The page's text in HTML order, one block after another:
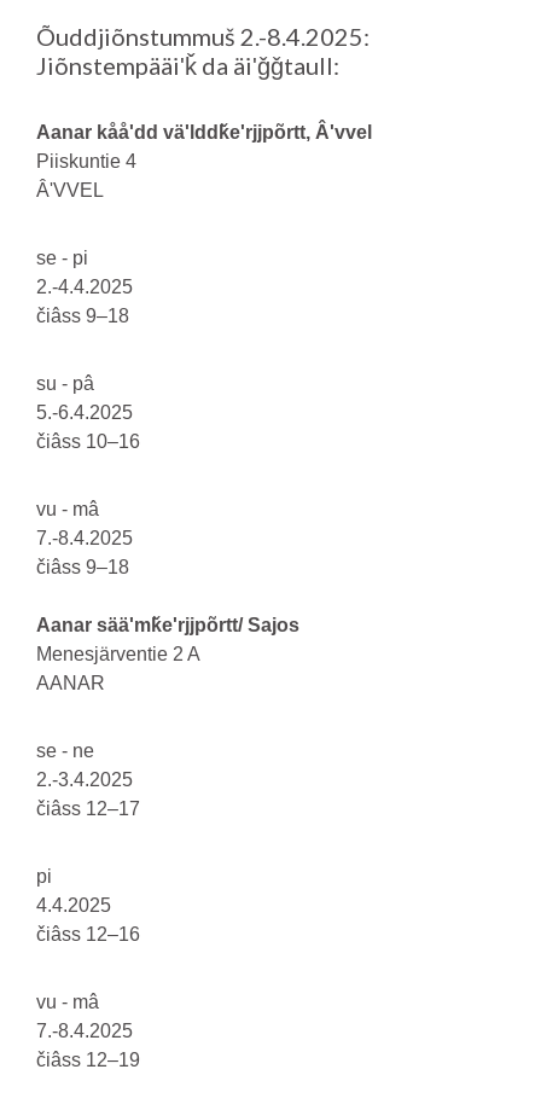
Õuddjiõnstummuš 2.-8.4.2025:
Jiõnstempääiʹǩ da äiʹǧǧtaull:
Aanar kååʹdd väʹlddǩeʹrjjpõrtt, Âʹvvel
Piiskuntie 4
ÂʹVVEL
se - pi
2.-4.4.2025
čiâss 9–18
su - pâ
5.-6.4.2025
čiâss 10–16
vu - mâ
7.-8.4.2025
čiâss 9–18
Aanar sääʹmǩeʹrjjpõrtt/ Sajos
Menesjärventie 2 A
AANAR
se - ne
2.-3.4.2025
čiâss 12–17
pi
4.4.2025
čiâss 12–16
vu - mâ
7.-8.4.2025
čiâss 12–19